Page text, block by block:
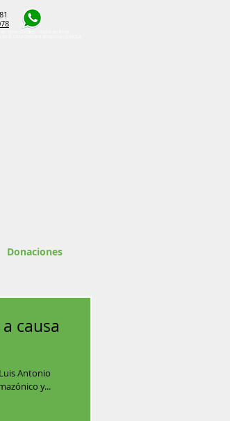
Donaciones
causa
Antonio
y...